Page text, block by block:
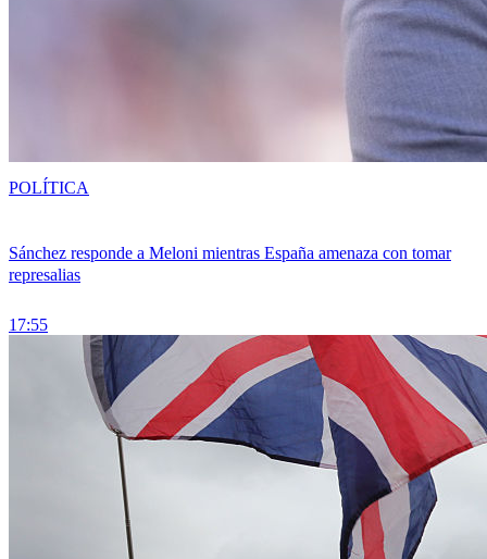
Sánchez responde a Meloni mientras España amenaza con tomar
represalias
17:55
POLÍTICA